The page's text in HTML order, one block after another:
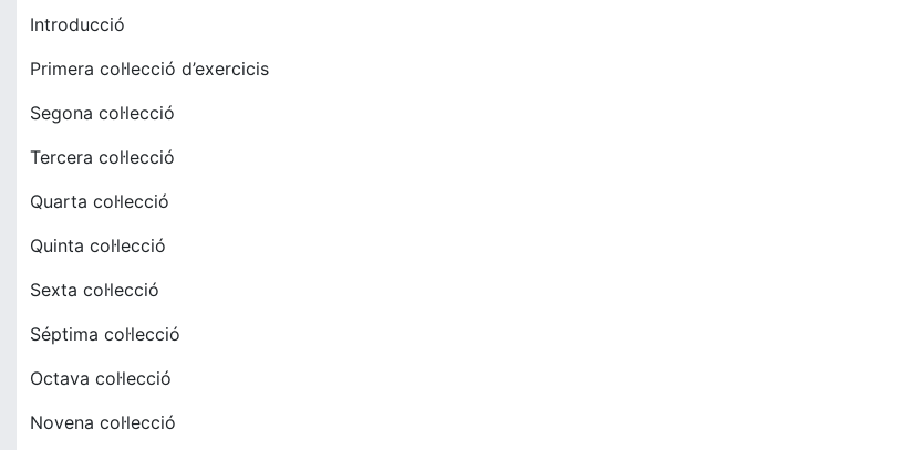
Introducció
Primera col·lecció d’exercicis
Segona col·lecció
Tercera col·lecció
Quarta col·lecció
Quinta col·lecció
Sexta col·lecció
Séptima col·lecció
Octava col·lecció
Novena col·lecció